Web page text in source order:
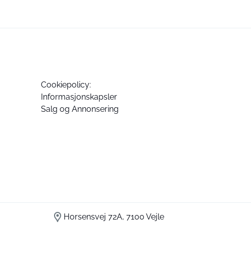
Cookiepolicy:
Informasjonskapsler
Salg og Annonsering
Horsensvej 72A, 7100 Vejle